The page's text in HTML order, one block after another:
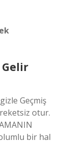
Geçmiş
otur.
bir hal